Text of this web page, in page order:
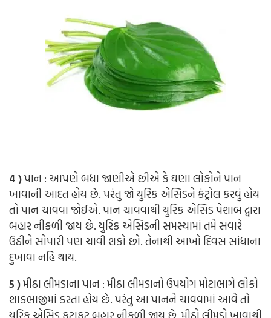
4 )પાન : આપણે બધા જાણીએ છીએ કે ઘણા લોકોને પાન
ખાવાની આદત હોય છે. પરંતુ જો યુરિક એસિડને કંટ્રોલ કરવું હોય
તો પાન ચાવવા જોઈએ. પાન ચાવવાથી યુરિક એસિડ પેશાબ દ્વારા
બહાર નીકળી જાય છે. યુરિક એસિડની સમસ્યામાં તમે સવારે
ઉઠીને સોપારી પણ ચાવી શકો છો. તેનાથી આખો દિવસ સાંધાના
દુખાવા નહિ થાય.
5 )મીઠા લીમડાના પાન : મીઠા લીમડાનો ઉપયોગ મોટાભાગે લોકો
શાકભાજીમાં કરતા હોય છે. પરંતુ આ પાનને ચાવવામાં આવે તો